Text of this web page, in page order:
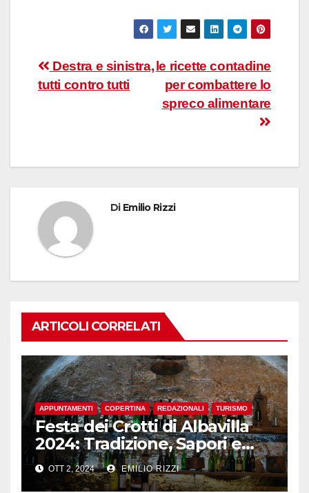
Navigazione
articoli
le ricette contadine
per combattere lo
spreco alimentare
Destra e sinistra,
tutti contro tutti
Di Emilio Rizzi
ARTICOLI CORRELATI
APPUNTAMENTI COPERTINA REDAZIONALI TURISMO
Festa dei Crotti di Albavilla
2024: Tradizione, Sapori e
Divertimento nel Cuore della
Brianza
OTT 2, 2024 EMILIO RIZZI